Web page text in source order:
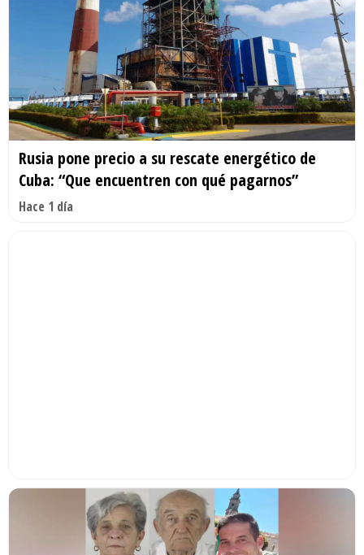
Rusia pone precio a su rescate energético de
Cuba: “Que encuentren con qué pagarnos”
Hace 1 día